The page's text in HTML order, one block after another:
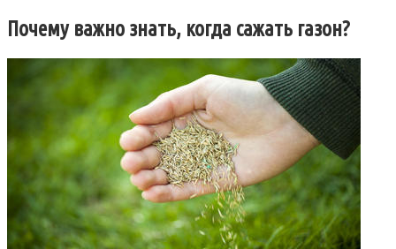
Почему важно знать, когда сажать газон?